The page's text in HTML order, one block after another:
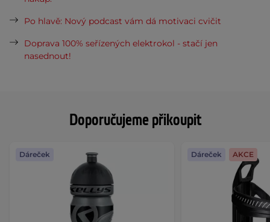
Doporučujeme přikoupit
Dáreček Dáreček AKCE
Po hlavě: Nový podcast vám dá motivaci cvičit
Doprava 100% seřízených elektrokol - stačí jen
nasednout!